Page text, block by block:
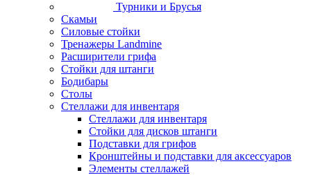
Турники и Брусья
Скамьи
Силовые стойки
Тренажеры Landmine
Расширители грифа
Стойки для штанги
Бодибары
Столы
Стеллажи для инвентаря
Стеллажи для инвентаря
Стойки для дисков штанги
Подставки для грифов
Кронштейны и подставки для аксессуаров
Элементы стеллажей